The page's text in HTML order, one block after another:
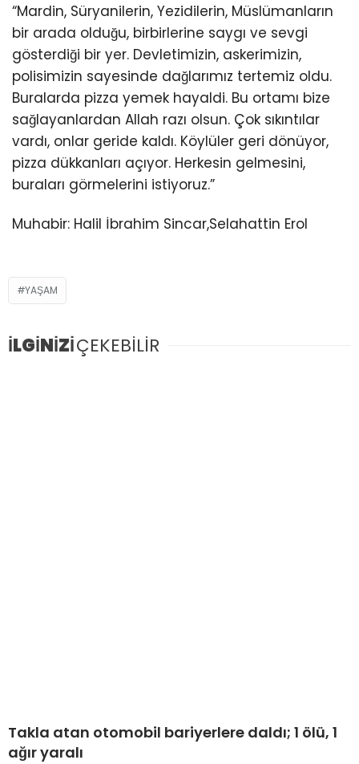
“Mardin, Süryanilerin, Yezidilerin, Müslümanların
bir arada olduğu, birbirlerine saygı ve sevgi
gösterdiği bir yer. Devletimizin, askerimizin,
polisimizin sayesinde dağlarımız tertemiz oldu.
Buralarda pizza yemek hayaldi. Bu ortamı bize
sağlayanlardan Allah razı olsun. Çok sıkıntılar
vardı, onlar geride kaldı. Köylüler geri dönüyor,
pizza dükkanları açıyor. Herkesin gelmesini,
buraları görmelerini istiyoruz.”
Muhabir: Halil İbrahim Sincar,Selahattin Erol
YAŞAM
İLGİNİZİÇEKEBİLİR
Takla atan otomobil bariyerlere daldı; 1 ölü, 1
ağır yaralı